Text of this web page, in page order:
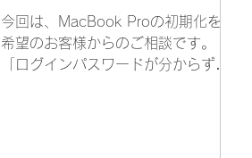
充電画面も表示される しかし、
Androidの通常起動には進まない 充
電LEDが点灯し、液晶にSONYロゴや
に】
今回は、MacBook Proの初期化をご
希望のお客様からのご相談です。
「ログインパスワードが分からず、